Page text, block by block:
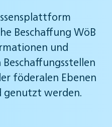
Beschaffung WöB
und
föderalen Ebenen
werden.